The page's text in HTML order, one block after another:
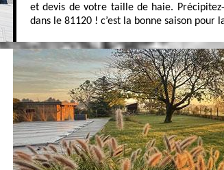
et devis de votre taille de haie.
dans le 81120 ! c’est la bonne saison pour